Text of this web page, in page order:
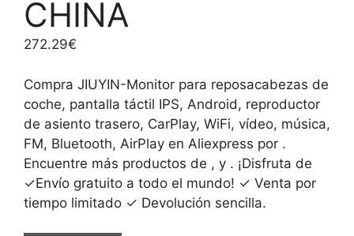
CHINA
272.29€
Compra JIUYIN-Monitor para reposacabezas de
coche, pantalla táctil IPS, Android, reproductor
de asiento trasero, CarPlay, WiFi, vídeo, música,
FM, Bluetooth, AirPlay en Aliexpress por .
Encuentre más productos de , y . ¡Disfruta de
✓Envío gratuito a todo el mundo! ✓ Venta por
tiempo limitado ✓ Devolución sencilla.